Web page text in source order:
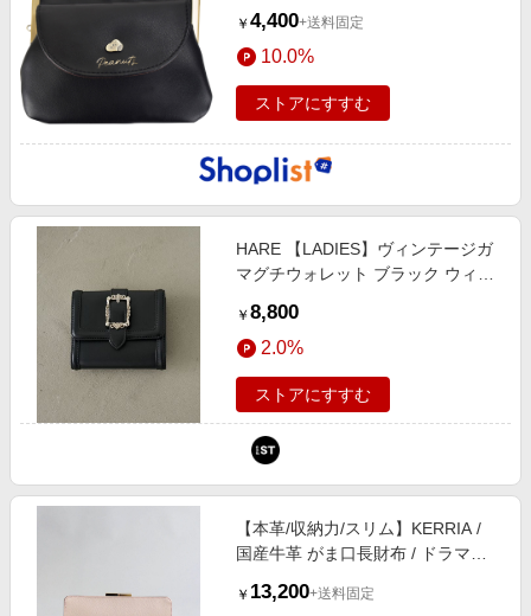
￥ 4,400+送料固定
10.0%
ストアにすすむ
HARE 【LADIES】ヴィンテージガ
マグチウォレット ブラック ウィメ
ンドエスティ（旧ドットエスティ）
￥ 8,800
2.0%
ストアにすすむ
【本革/収納力/スリム】KERRIA /
国産牛革 がま口長財布 / ドラマ着
￥ 13,200+送料固定